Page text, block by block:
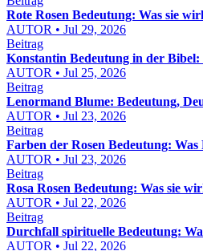
Rote Rosen Bedeutung: Was sie
AUTOR • Jul 29, 2026
Beitrag
Konstantin Bedeutung in der
AUTOR • Jul 25, 2026
Beitrag
Lenormand Blume: Bedeutung,
AUTOR • Jul 23, 2026
Beitrag
Farben der Rosen Bedeutung:
AUTOR • Jul 23, 2026
Beitrag
Rosa Rosen Bedeutung: Was sie
AUTOR • Jul 22, 2026
Beitrag
Durchfall spirituelle Bedeutung:
AUTOR • Jul 22, 2026